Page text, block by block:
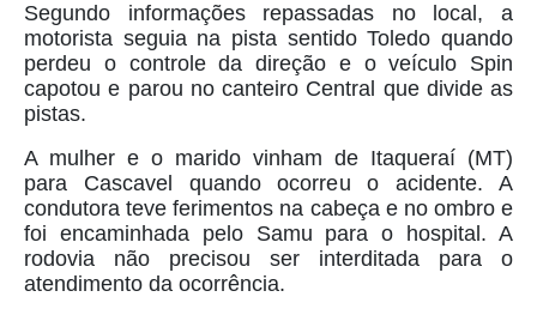
Segundo informações repassadas no local, a
motorista seguia na pista sentido Toledo quando
perdeu o controle da direção e o veículo Spin
capotou e parou no canteiro Central que divide as
pistas.
A mulher e o marido vinham de Itaqueraí (MT)
para Cascavel quando ocorreu o acidente. A
condutora teve ferimentos na cabeça e no ombro e
foi encaminhada pelo Samu para o hospital. A
rodovia não precisou ser interditada para o
atendimento da ocorrência.